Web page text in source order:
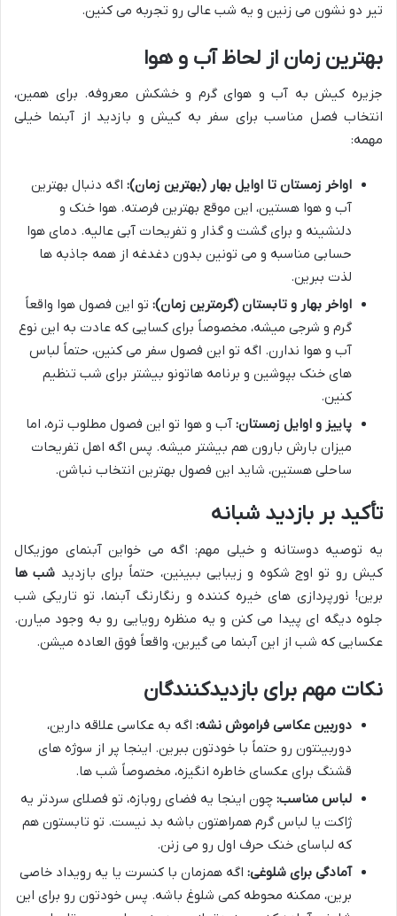
تیر دو نشون می زنین و یه شب عالی رو تجربه می کنین.
بهترین زمان از لحاظ آب و هوا
جزیره کیش به آب و هوای گرم و خشکش معروفه. برای همین،
انتخاب فصل مناسب برای سفر به کیش و بازدید از آبنما خیلی
مهمه:
اواخر زمستان تا اوایل بهار (بهترین زمان): اگه دنبال بهترین
آب و هوا هستین، این موقع بهترین فرصته. هوا خنک و
دلنشینه و برای گشت و گذار و تفریحات آبی عالیه. دمای هوا
حسابی مناسبه و می تونین بدون دغدغه از همه جاذبه ها
لذت ببرین.
اواخر بهار و تابستان (گرمترین زمان): تو این فصول هوا واقعاً
گرم و شرجی میشه، مخصوصاً برای کسایی که عادت به این نوع
آب و هوا ندارن. اگه تو این فصول سفر می کنین، حتماً لباس
های خنک بپوشین و برنامه هاتونو بیشتر برای شب تنظیم
کنین.
پاییز و اوایل زمستان: آب و هوا تو این فصول مطلوب تره، اما
میزان بارش بارون هم بیشتر میشه. پس اگه اهل تفریحات
ساحلی هستین، شاید این فصول بهترین انتخاب نباشن.
تأکید بر بازدید شبانه
یه توصیه دوستانه و خیلی مهم: اگه می خواین آبنمای موزیکال
کیش رو تو اوج شکوه و زیبایی ببینین، حتماً برای بازدید شب ها
برین! نورپردازی های خیره کننده و رنگارنگ آبنما، تو تاریکی شب
جلوه دیگه ای پیدا می کنن و یه منظره رویایی رو به وجود میارن.
عکسایی که شب از این آبنما می گیرین، واقعاً فوق العاده میشن.
نکات مهم برای بازدیدکنندگان
دوربین عکاسی فراموش نشه: اگه به عکاسی علاقه دارین،
دوربینتون رو حتماً با خودتون ببرین. اینجا پر از سوژه های
قشنگ برای عکسای خاطره انگیزه، مخصوصاً شب ها.
لباس مناسب: چون اینجا یه فضای روبازه، تو فصلای سردتر یه
ژاکت یا لباس گرم همراهتون باشه بد نیست. تو تابستون هم
که لباسای خنک حرف اول رو می زنن.
آمادگی برای شلوغی: اگه همزمان با کنسرت یا یه رویداد خاصی
برین، ممکنه محوطه کمی شلوغ باشه. پس خودتون رو برای این